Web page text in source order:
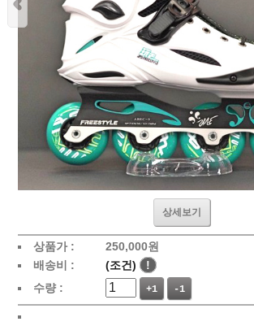
상세보기
상품가 :
250,000원
배송비 :
(조건)
!
수량 :
+1 -1